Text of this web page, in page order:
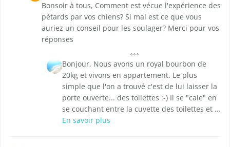
Bonsoir à tous, Comment est vécue l'expérience des
pétards par vos chiens? Si mal est ce que vous
auriez un conseil pour les soulager? Merci pour vos
réponses
Bonjour, Nous avons un royal bourbon de
20kg et vivons en appartement. Le plus
simple que l'on a trouvé c'est de lui laisser la
porte ouverte... des toilettes :-) Il se "cale" en
se couchant entre la cuvette des toilettes et ...
En savoir plus